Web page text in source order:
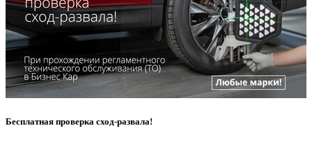
Бесплатная проверка сход-развала!